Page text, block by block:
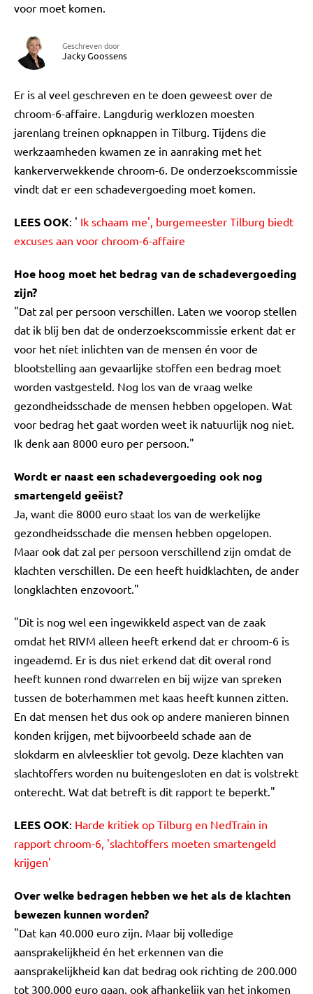
voor moet komen.
Geschreven door
Jacky Goossens
Er is al veel geschreven en te doen geweest over de
chroom-6-affaire. Langdurig werklozen moesten
jarenlang treinen opknappen in Tilburg. Tijdens die
werkzaamheden kwamen ze in aanraking met het
kankerverwekkende chroom-6. De onderzoekscommissie
vindt dat er een schadevergoeding moet komen.
LEES OOK: ' Ik schaam me', burgemeester Tilburg biedt
excuses aan voor chroom-6-affaire
Hoe hoog moet het bedrag van de schadevergoeding
zijn?
"Dat zal per persoon verschillen. Laten we voorop stellen
dat ik blij ben dat de onderzoekscommissie erkent dat er
voor het níet inlichten van de mensen én voor de
blootstelling aan gevaarlijke stoffen een bedrag moet
worden vastgesteld. Nog los van de vraag welke
gezondheidsschade de mensen hebben opgelopen. Wat
voor bedrag het gaat worden weet ik natuurlijk nog niet.
Ik denk aan 8000 euro per persoon."
Wordt er naast een schadevergoeding ook nog
smartengeld geëist?
Ja, want die 8000 euro staat los van de werkelijke
gezondheidsschade die mensen hebben opgelopen.
Maar ook dat zal per persoon verschillend zijn omdat de
klachten verschillen. De een heeft huidklachten, de ander
longklachten enzovoort."
"Dit is nog wel een ingewikkeld aspect van de zaak
omdat het RIVM alleen heeft erkend dat er chroom-6 is
ingeademd. Er is dus niet erkend dat dit overal rond
heeft kunnen rond dwarrelen en bij wijze van spreken
tussen de boterhammen met kaas heeft kunnen zitten.
En dat mensen het dus ook op andere manieren binnen
konden krijgen, met bijvoorbeeld schade aan de
slokdarm en alvleesklier tot gevolg. Deze klachten van
slachtoffers worden nu buitengesloten en dat is volstrekt
onterecht. Wat dat betreft is dit rapport te beperkt."
LEES OOK: Harde kritiek op Tilburg en NedTrain in
rapport chroom-6, 'slachtoffers moeten smartengeld
krijgen'
Over welke bedragen hebben we het als de klachten
bewezen kunnen worden?
"Dat kan 40.000 euro zijn. Maar bij volledige
aansprakelijkheid én het erkennen van die
aansprakelijkheid kan dat bedrag ook richting de 200.000
tot 300.000 euro gaan, ook afhankelijk van het inkomen